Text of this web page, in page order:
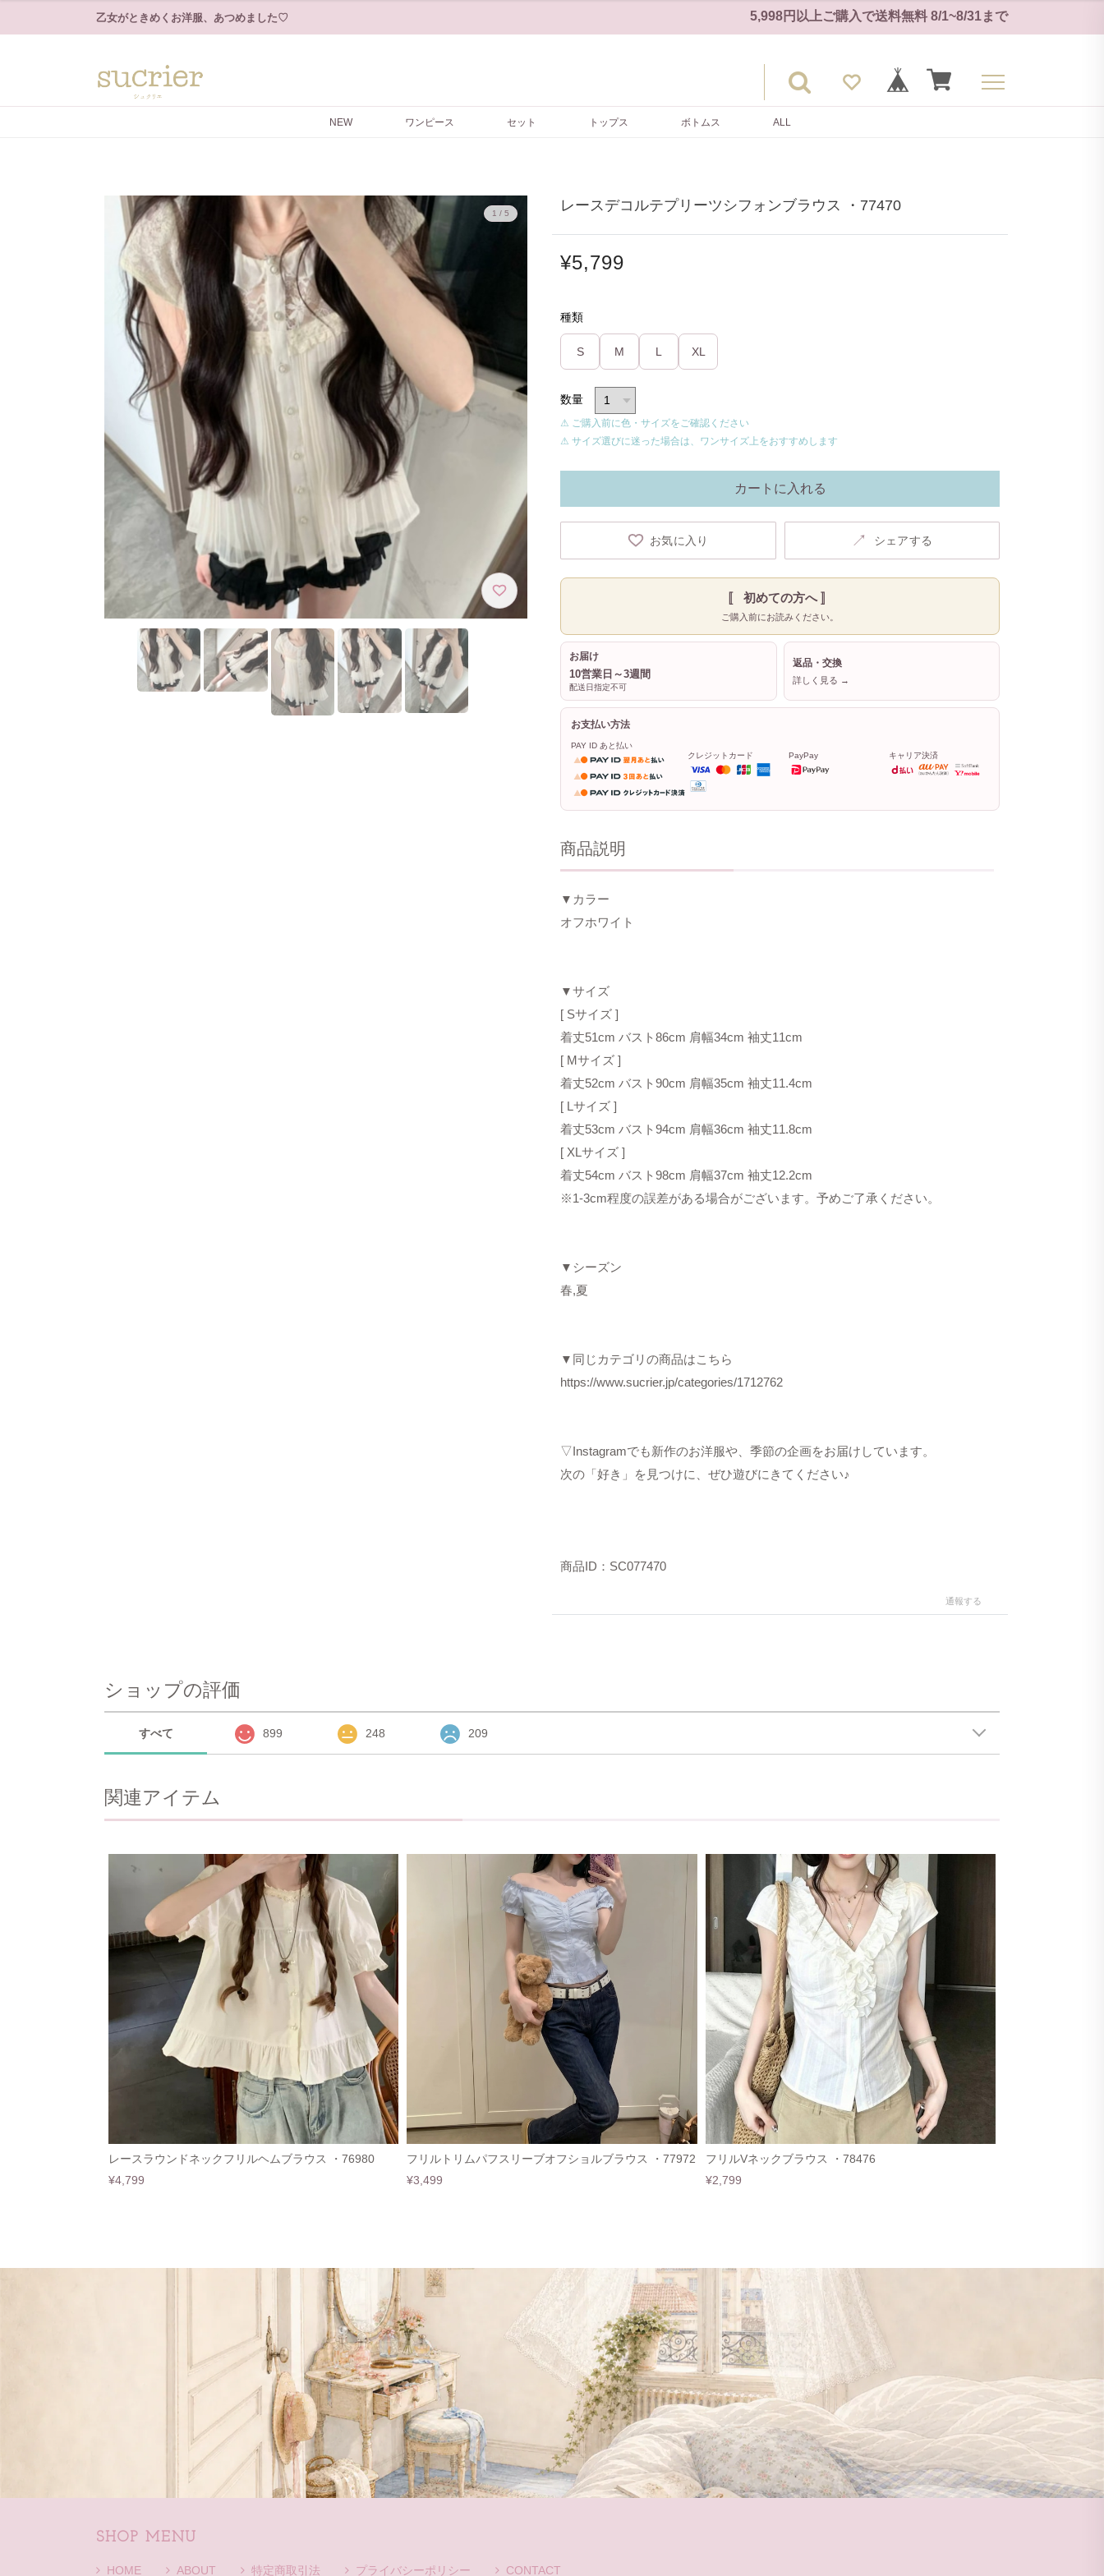
乙女がときめくお洋服、あつめました♡ 5,998円以上ご購入で送料無料 8/1~8/31まで
NEW ワンピース セット トップス ボトムス ALL
レースデコルテプリーツシフォンブラウス ・77470
1 / 5
¥5,799
種類
S M L XL
数量
⚠ ご購入前に色・サイズをご確認ください
⚠ サイズ選びに迷った場合は、ワンサイズ上をおすすめします
カートに入れる
お気に入り ↗ シェアする
〚 初めての方へ 〛
ご購入前にお読みください。
お届け
10営業日～3週間
配送日指定不可
返品・交換
詳しく見る →
お支払い方法
PAY ID あと払い
クレジットカード
PayPay キャリア決済
商品説明
▼カラー
オフホワイト
▼サイズ
[ Sサイズ ]
着丈51cm バスト86cm 肩幅34cm 袖丈11cm
[ Mサイズ ]
着丈52cm バスト90cm 肩幅35cm 袖丈11.4cm
[ Lサイズ ]
着丈53cm バスト94cm 肩幅36cm 袖丈11.8cm
[ XLサイズ ]
着丈54cm バスト98cm 肩幅37cm 袖丈12.2cm
※1-3cm程度の誤差がある場合がございます。予めご了承ください。
▼シーズン
春,夏
▼同じカテゴリの商品はこちら
https://www.sucrier.jp/categories/1712762
▽Instagramでも新作のお洋服や、季節の企画をお届けしています。
次の「好き」を見つけに、ぜひ遊びにきてください♪
商品ID：SC077470
通報する
ショップの評価
すべて 899 248 209
関連アイテム
レースラウンドネックフリルヘムブラウス ・76980
¥4,799
フリルトリムパフスリーブオフショルブラウス ・77972
¥3,499
フリルVネックブラウス ・78476
¥2,799
SHOP MENU
HOME ABOUT 特定商取引法 プライバシーポリシー CONTACT